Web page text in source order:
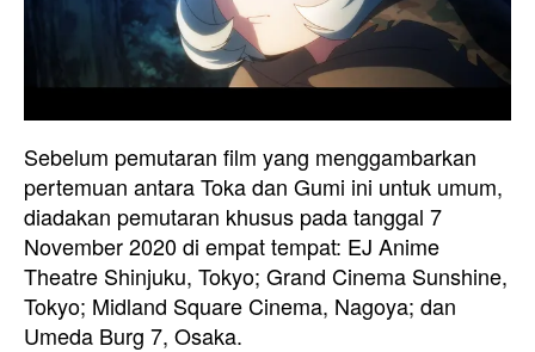
Sebelum pemutaran film yang menggambarkan
pertemuan antara Toka dan Gumi ini untuk umum,
diadakan pemutaran khusus pada tanggal 7
November 2020 di empat tempat: EJ Anime
Theatre Shinjuku, Tokyo; Grand Cinema Sunshine,
Tokyo; Midland Square Cinema, Nagoya; dan
Umeda Burg 7, Osaka.